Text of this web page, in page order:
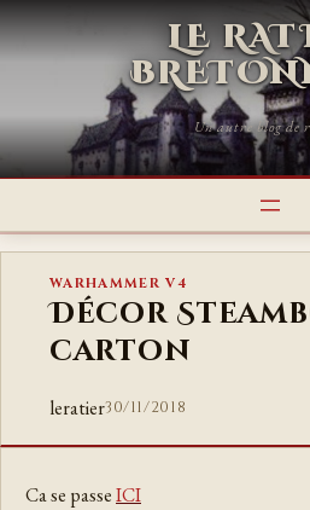
LE
Un autre blog de
WARHAMMER V4
Décor
carton
leratier30/11/2018
Ca se passeICI